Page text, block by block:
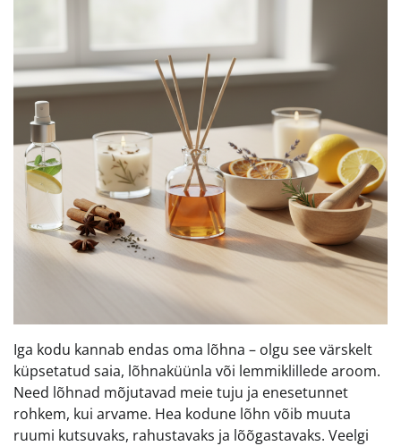
Iga kodu kannab endas oma lõhna – olgu see värskelt
küpsetatud saia, lõhnaküünla või lemmiklillede aroom.
Need lõhnad mõjutavad meie tuju ja enesetunnet
rohkem, kui arvame. Hea kodune lõhn võib muuta
ruumi kutsuvaks, rahustavaks ja lõõgastavaks. Veelgi